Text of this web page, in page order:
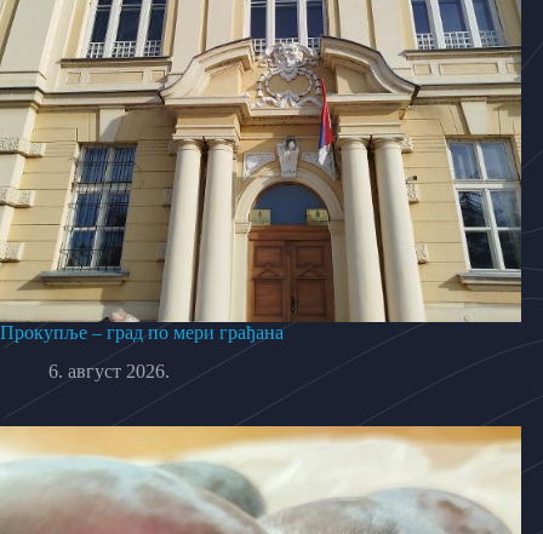
Прокупље – град по мери грађана
6. август 2026.